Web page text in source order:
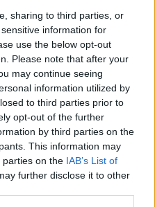
sharing to third parties, or
information for
use the below opt-out
Please note that after your
may continue seeing
information utilized by
to third parties prior to
opt-out of the further
by third parties on the
This information may
parties on the IAB’s List of
further disclose it to other
Trvalky, ktoré znesú
sucho a teplo? Tieto
vysaďte na miesta, na
ktoré slnko svieti celý
deň